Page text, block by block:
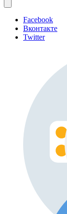
Facebook
Вконтакте
Twitter